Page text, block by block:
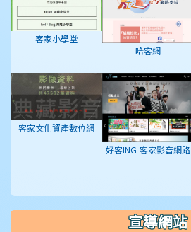
客家小學堂
哈客網
客家文化資產數位網
好客ING-客家影音網路
宣導網站